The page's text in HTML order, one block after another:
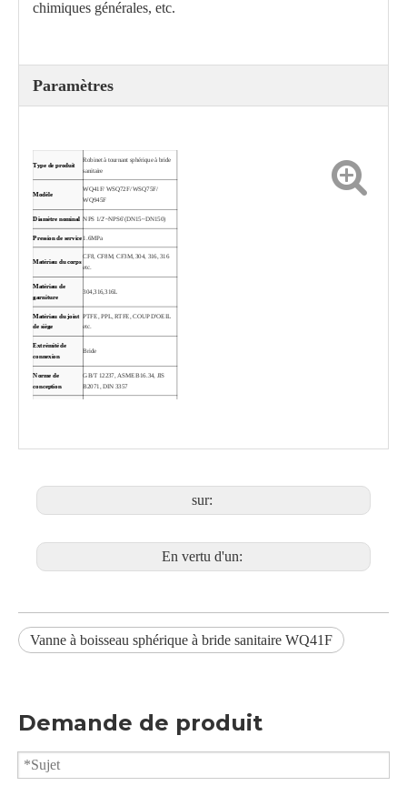
chimiques générales, etc.
Paramètres
Type de produit
Robinet à tournant sphérique à bride
sanitaire
Modèle
WQ41F/ WSQ72F/ WSQ75F/
WQ945F
Diamètre nominal NPS 1/2'~NPS6'(DN15~DN150)
Pression de service 1.6MPa
Matériau du corps
CF8, CF8M, CF3M, 304, 316, 316
etc.
Matériau de
garniture
304,316,316L
Matériau du joint
de siège
PTFE, PPL, RTFE, COUP D'OEIL
etc.
Extrémité de
connexion
Bride
Norme de
conception
GB/T 12237, ASME B16.34, JIS
B2071, DIN 3357
sur:
En vertu d'un:
Vanne à boisseau sphérique à bride sanitaire WQ41F
Demande de produit